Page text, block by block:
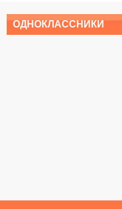
ОДНОКЛАССНИКИ